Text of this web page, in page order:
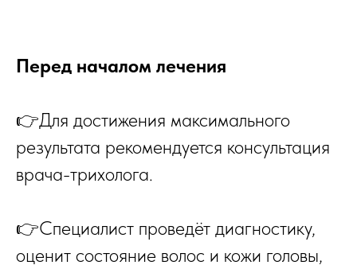
Перед началом лечения
👉Для достижения максимального
результата рекомендуется консультация
врача-трихолога.
👉Специалист проведёт диагностику,
оценит состояние волос и кожи головы,